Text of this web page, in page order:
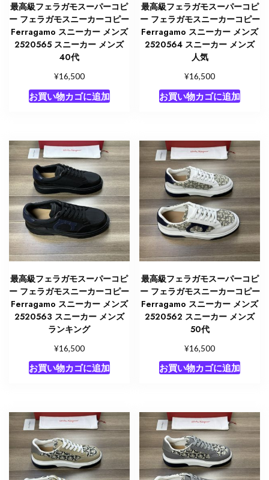
最高級フェラガモスーパーコピ
ー フェラガモスニーカーコピー
Ferragamo スニーカー メンズ
2520565 スニーカー メンズ
40代
¥16,500
お買い物カゴに追加
最高級フェラガモスーパーコピ
ー フェラガモスニーカーコピー
Ferragamo スニーカー メンズ
2520564 スニーカー メンズ
人気
¥16,500
お買い物カゴに追加
最高級フェラガモスーパーコピ
ー フェラガモスニーカーコピー
Ferragamo スニーカー メンズ
2520563 スニーカー メンズ
ランキング
¥16,500
お買い物カゴに追加
最高級フェラガモスーパーコピ
ー フェラガモスニーカーコピー
Ferragamo スニーカー メンズ
2520562 スニーカー メンズ
50代
¥16,500
お買い物カゴに追加